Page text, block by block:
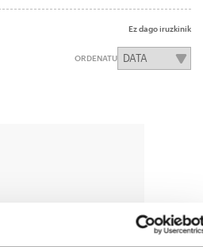
Ez dago iruzkinik
ORDENATU